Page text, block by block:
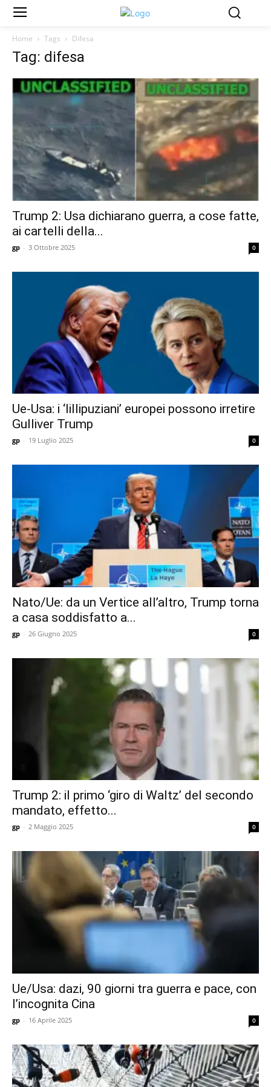
Home Tags Difesa
Tag: difesa
Trump 2: Usa dichiarano guerra, a cose fatte,
ai cartelli della...
gp - 3 Ottobre 2025 0
Ue-Usa: i ‘lillipuziani’ europei possono irretire
Gulliver Trump
gp - 19 Luglio 2025 0
Nato/Ue: da un Vertice all’altro, Trump torna
a casa soddisfatto a...
gp - 26 Giugno 2025 0
Trump 2: il primo ‘giro di Waltz’ del secondo
mandato, effetto...
gp - 2 Maggio 2025 0
Ue/Usa: dazi, 90 giorni tra guerra e pace, con
l’incognita Cina
gp - 16 Aprile 2025 0